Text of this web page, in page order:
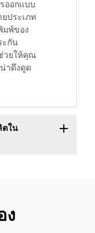
รออกแบบ
ประเภท
มพ์ของ
ะกัน
วยให้คุณ
าดึงดูด
ตใน
ง